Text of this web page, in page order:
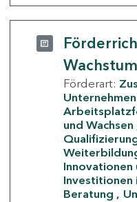
Wachstum
Förderart:
Unternehmen
und Wachsen
Investitionen
Beratung